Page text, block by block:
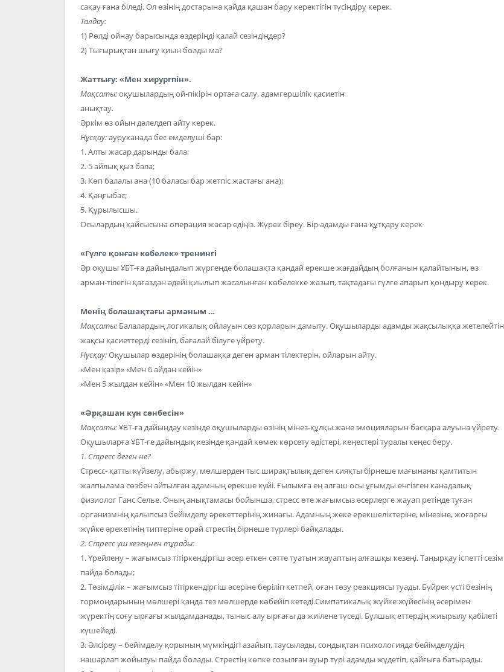
сақау ғана біледі. Ол өзінің достарына қайда қашан бару керектігін түсіндіру керек.
Талдау:
1) Рөлді ойнау барысында өздеріңді қалай сезіндіңдер?
2) Тығырықтан шығу қиын болды ма?
Жаттығу: «Мен хирургпін».
Мақсаты:оқушылардың ой-пікірін ортаға салу, адамгершілік қасиетін
анықтау.
Әркім өз ойын дәлелдеп айту керек.
Нұсқау:ауруханада бес емделуші бар:
1. Алты жасар дарынды бала;
2. 5 айлық қыз бала;
3. Көп балалы ана (10 баласы бар жетпіс жастағы ана);
4. Қаңғыбас;
5. Құрылысшы.
Осылардың қайсысына операция жасар едіңіз. Жүрек біреу. Бір адамды ғана құтқару керек
«Гүлге қонған көбелек» тренингі
Әр оқушы ҰБТ-ға дайындалып жүргенде болашақта қандай ерекше жағдайдың болғанын қалайтынын, өз
арман-тілегін қағаздан әдейі қиылып жасалынған көбелекке жазып, тақтадағы гүлге апарып қондыру керек.
Менің болашақтағы арманым …
Мақсаты: Балалардың логикалық ойлауын сөз қорларын дамыту. Оқушыларды адамды жақсылыққа жетелейтін
жақсы қасиеттерді сезініп, бағалай білуге үйрету.
Нұсқау:Оқушылар өздерінің болашаққа деген арман тілектерін, ойларын айту.
«Мен қазір» «Мен 6 айдан кейін»
«Мен 5 жылдан кейін» «Мен 10 жылдан кейін»
«Әрқашан күн сөнбесін»
Мақсаты:ҰБТ-ға дайындау кезінде оқушыларды өзінің мінез-құлқы және эмоцияларын басқара алуына үйрету.
Оқушыларға ҰБТ-ге дайындық кезінде қандай көмек көрсету әдістері, кеңестері туралы кеңес беру.
1. Стресс деген не?
Стресс- қатты күйзелу, абыржу, мөлшерден тыс ширақтылық деген сияқты бірнеше мағынаны қамтитын
жалпылама сөзбен айтылған адамның ерекше күйі. Ғылымға ең алғаш осы ұғымды енгізген канадалық
физиолог Ганс Селье. Оның анықтамасы бойынша, стресс өте жағымсыз әсерлерге жауап ретінде туған
организмнің қалыпсыз бейімделу әрекеттерінің жинағы. Адамның жеке ерекшеліктеріне, мінезіне, жоғарғы
жүйке әрекетінің типтеріне орай стрестің бірнеше түрлері байқалады.
2. Стресс үш кезеңнен тұрады:
1. Үрейлену – жағымсыз тітіркендіргіш әсер еткен сәтте туатын жауаптың алғашқы кезеңі. Таңырқау іспетті сезім
пайда болады;
2. Төзімділік – жағымсыз тітіркендіргіш әсеріне беріліп кетпей, оған төзу реакциясы туады. Бүйрек үсті безінің
гормондарының мөлшері қанда тез мөлшерде көбейіп кетеді.Симпатикалық жүйке жүйесінің әсерімен
жүректің соғу ырғағы жылдамданады, тыныс алу ырғағы да жиілене түседі. Бұлшық еттердің жиырылу қабілеті
күшейеді.
3. Әлсіреу – бейімделу қорының мүмкіндігі азайып, таусылады, сондықтан психологияда бейімделудің
нашарлап жойылуы пайда болады. Стрестің көпке созылған ауыр түрі адамды жүдетіп, қайғыға батырады.